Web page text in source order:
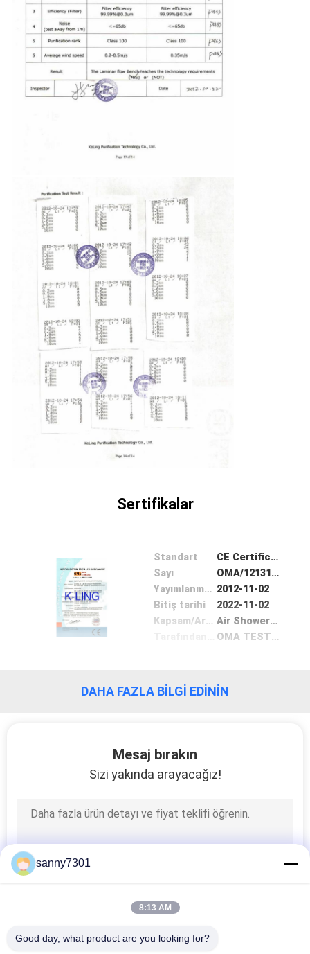
Sertifikalar
Standart
CE Certificated For Air Shower Room
Sayı
OMA/121315245
Yayımlanma tarihi 2012-11-02
Bitiş tarihi
2022-11-02
Kapsam/Aralık
Air Shower Tunnel, Clean Room Air Shower, Stainless Air Shower
OMA TESTING SERVICE
DAHA FAZLA BILGI EDININ
Mesaj bırakın
Sizi yakında arayacağız!
sanny7301
8:13 AM
Good day, what product are you looking for?